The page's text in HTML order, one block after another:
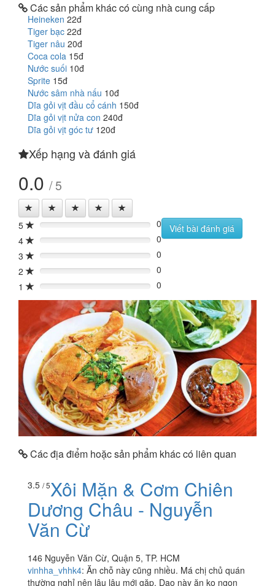
Các sản phẩm khác có cùng nhà cung cấp
Heineken 22đ
Tiger bạc 22đ
Tiger nâu 20đ
Coca cola 15đ
Nước suối 10đ
Sprite 15đ
Nước sâm nhà nấu 10đ
Dĩa gỏi vịt đầu cổ cánh 150đ
Dĩa gỏi vịt nửa con 240đ
Dĩa gỏi vịt góc tư 120đ
Xếp hạng và đánh giá
0.0 / 5
5 0%
0
4
0%
0
3
0%
0
2
0%
0
1
0% 0
Viết bài đánh giá
Các địa điểm hoặc sản phẩm khác có liên quan
3.5 / 5Xôi Mặn & Cơm Chiên
Dương Châu - Nguyễn
Văn Cừ
146 Nguyễn Văn Cừ, Quận 5, TP. HCM
vinhha_vhhk4: Ăn chỗ này cũng nhiều. Má chị chủ quán
thường nghỉ nên lâu lâu mới gặp. Dạo này ăn ko ngon